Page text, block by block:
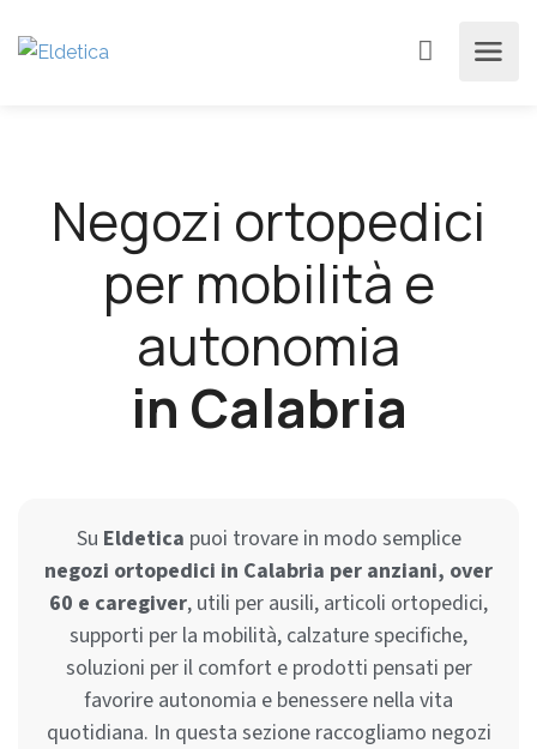
Negozi ortopedici
per mobilità e
autonomia
in Calabria
Su Eldetica puoi trovare in modo semplice
negozi ortopedici in Calabria per anziani, over
60 e caregiver, utili per ausili, articoli ortopedici,
supporti per la mobilità, calzature specifiche,
soluzioni per il comfort e prodotti pensati per
favorire autonomia e benessere nella vita
quotidiana. In questa sezione raccogliamo negozi